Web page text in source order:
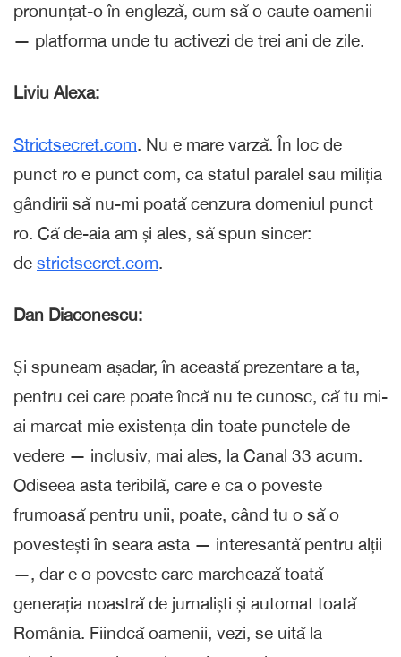
pronunțat-o în engleză, cum să o caute oamenii
— platforma unde tu activezi de trei ani de zile.
Liviu Alexa:
Strictsecret.com. Nu e mare varză. În loc de
punct ro e punct com, ca statul paralel sau miliția
gândirii să nu-mi poată cenzura domeniul punct
ro. Că de-aia am și ales, să spun sincer:
de strictsecret.com.
Dan Diaconescu:
Și spuneam așadar, în această prezentare a ta,
pentru cei care poate încă nu te cunosc, că tu mi-
ai marcat mie existența din toate punctele de
vedere — inclusiv, mai ales, la Canal 33 acum.
Odiseea asta teribilă, care e ca o poveste
frumoasă pentru unii, poate, când tu o să o
povestești în seara asta — interesantă pentru alții
—, dar e o poveste care marchează toată
generația noastră de jurnaliști și automat toată
România. Fiindcă oamenii, vezi, se uită la